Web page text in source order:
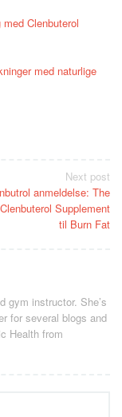
Clenbuterol
med naturlige
Next post
anmeldelse: The
Supplement
til Burn Fat
gym instructor. She’s
for several blogs and
Health from